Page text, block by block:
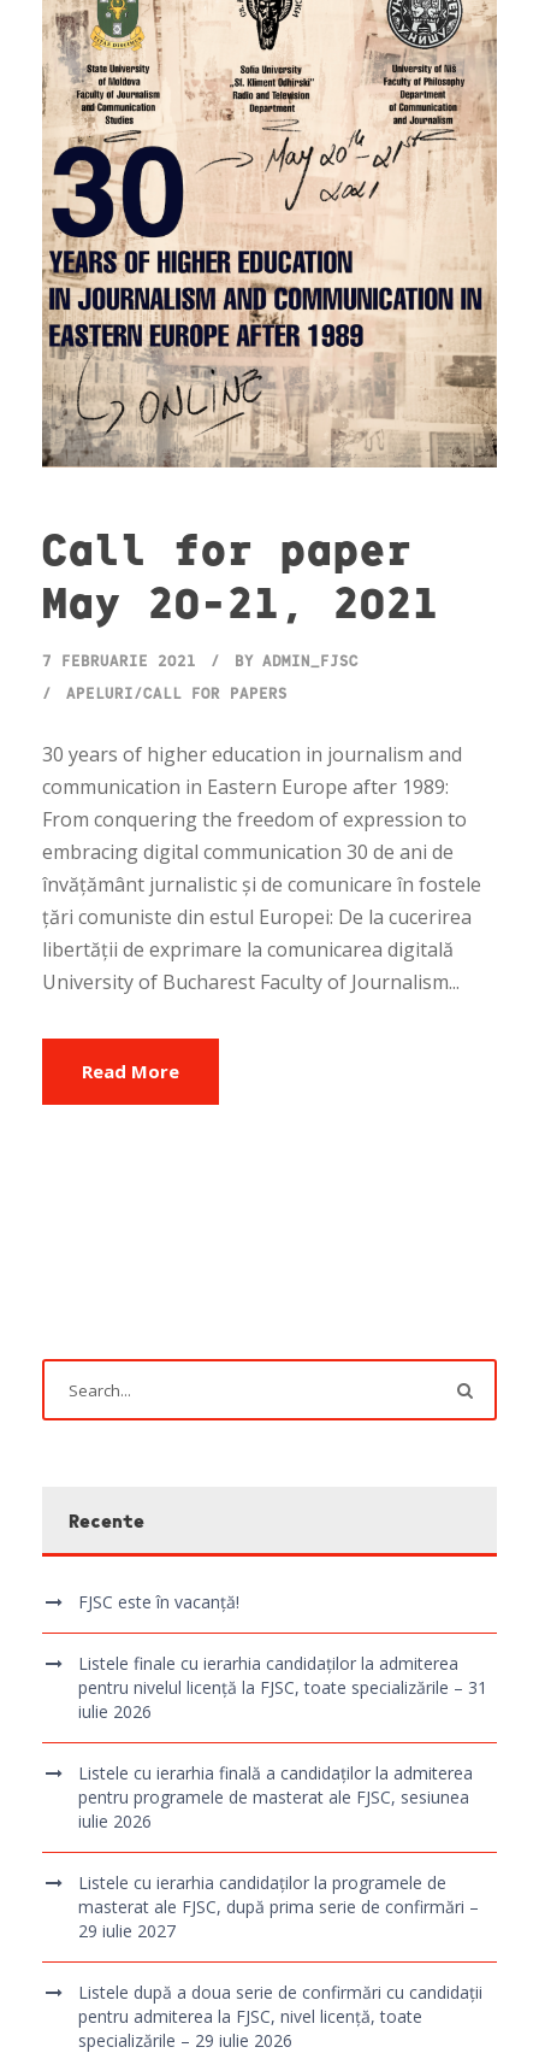
Call for paper
May 20-21, 2021
7 FEBRUARIE 2021 BY ADMIN_FJSC
APELURI/CALL FOR PAPERS
30 years of higher education in journalism and
communication in Eastern Europe after 1989:
From conquering the freedom of expression to
embracing digital communication 30 de ani de
învățământ jurnalistic și de comunicare în fostele
țări comuniste din estul Europei: De la cucerirea
libertății de exprimare la comunicarea digitală
University of Bucharest Faculty of Journalism...
Read More
Recente
FJSC este în vacanță!
Listele finale cu ierarhia candidaților la admiterea
pentru nivelul licență la FJSC, toate specializările – 31
iulie 2026
Listele cu ierarhia finală a candidaților la admiterea
pentru programele de masterat ale FJSC, sesiunea
iulie 2026
Listele cu ierarhia candidaților la programele de
masterat ale FJSC, după prima serie de confirmări –
29 iulie 2027
Listele după a doua serie de confirmări cu candidații
pentru admiterea la FJSC, nivel licență, toate
specializările – 29 iulie 2026